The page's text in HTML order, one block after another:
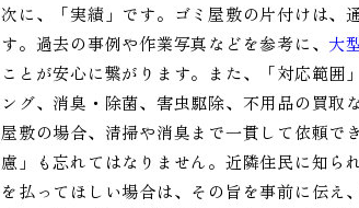
次に、「実績」です。ゴミ屋敷の片付けは、
す。過去の事例や作業写真などを参考に、 大
ことが安心に繋がります。また、「対応範囲
ング、消臭・除菌、害虫駆除、不用品の買取
屋敷の場合、清掃や消臭まで一貫して依頼で
慮」も忘れてはなりません。近隣住民に知ら
を払ってほしい場合は、その旨を事前に伝